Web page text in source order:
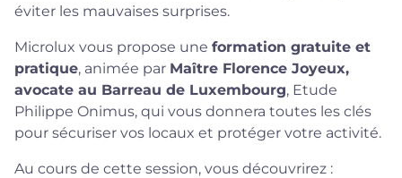
éviter les mauvaises surprises.
Microlux vous propose une formation gratuite et
pratique, animée par Maître Florence Joyeux,
avocate au Barreau de Luxembourg, Etude
Philippe Onimus, qui vous donnera toutes les clés
pour sécuriser vos locaux et protéger votre activité.
Au cours de cette session, vous découvrirez :